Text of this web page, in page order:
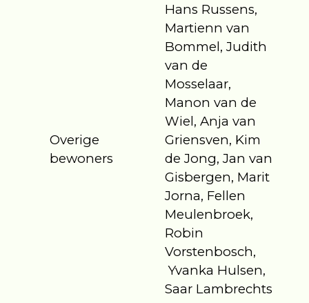
Overige
bewoners
Hans Russens,
Martienn van
Bommel, Judith
van de
Mosselaar,
Manon van de
Wiel, Anja van
Griensven, Kim
de Jong, Jan van
Gisbergen, Marit
Jorna, Fellen
Meulenbroek,
Robin
Vorstenbosch,
Yvanka Hulsen,
Saar Lambrechts